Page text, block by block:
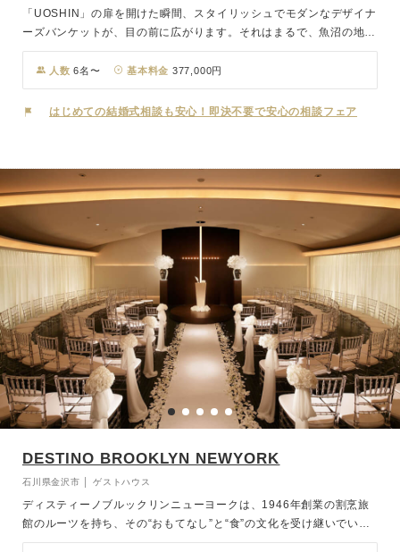
「UOSHIN」の扉を開けた瞬間、スタイリッシュでモダンなデザイナ
ーズバンケットが、目の前に広がります。それはまるで、魚沼の地だ
ということを忘れてしまうほど、居心地の良さを極めたオリエンタル
リゾート風のラウンジ。リゾートホテルのスイートルームをイメージ
したブライズルーム。「UOSHIN」では、お二人のウェディングシー
ンを鮮やかに彩ります。
人数 6名〜 基本料金 377,000円
はじめての結婚式相談も安心！即決不要で安心の相談フェア
DESTINO BROOKLYN NEWYORK
石川県金沢市 │ ゲストハウス
ディスティーノブルックリンニューヨークは、1946年創業の割烹旅
館のルーツを持ち、その“おもてなし”と“食”の文化を受け継いでいま
す。私たちは、日本人の感覚に合ったウェディングスタイルを生み出